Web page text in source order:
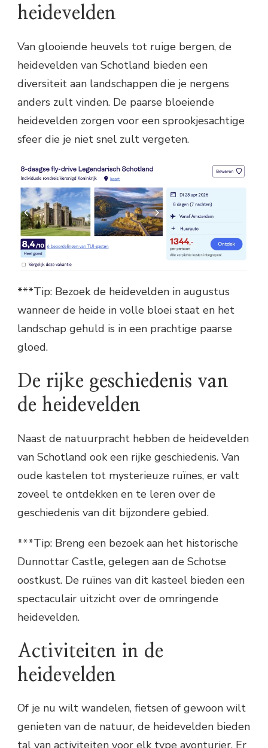
heidevelden
Van glooiende heuvels tot ruige bergen, de
heidevelden van Schotland bieden een
diversiteit aan landschappen die je nergens
anders zult vinden. De paarse bloeiende
heidevelden zorgen voor een sprookjesachtige
sfeer die je niet snel zult vergeten.
***Tip: Bezoek de heidevelden in augustus
wanneer de heide in volle bloei staat en het
landschap gehuld is in een prachtige paarse
gloed.
De rijke geschiedenis van
de heidevelden
Naast de natuurpracht hebben de heidevelden
van Schotland ook een rijke geschiedenis. Van
oude kastelen tot mysterieuze ruïnes, er valt
zoveel te ontdekken en te leren over de
geschiedenis van dit bijzondere gebied.
***Tip: Breng een bezoek aan het historische
Dunnottar Castle, gelegen aan de Schotse
oostkust. De ruïnes van dit kasteel bieden een
spectaculair uitzicht over de omringende
heidevelden.
Activiteiten in de
heidevelden
Of je nu wilt wandelen, fietsen of gewoon wilt
genieten van de natuur, de heidevelden bieden